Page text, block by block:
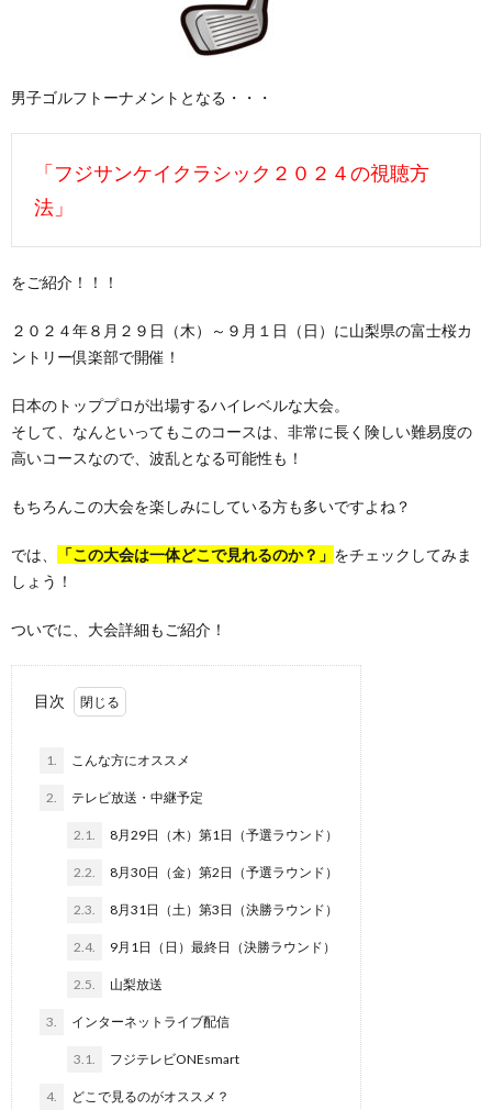
男子ゴルフトーナメントとなる・・・
「フジサンケイクラシック２０２４の視聴方
法」
をご紹介！！！
２０２４年８月２９日（木）～９月１日（日）に山梨県の富士桜カ
ントリー倶楽部で開催！
日本のトッププロが出場するハイレベルな大会。
そして、なんといってもこのコースは、非常に長く険しい難易度の
高いコースなので、波乱となる可能性も！
もちろんこの大会を楽しみにしている方も多いですよね？
では、 「この大会は一体どこで見れるのか？」 をチェックしてみま
しょう！
ついでに、大会詳細もご紹介！
目次
1. こんな方にオススメ
2. テレビ放送・中継予定
2.1. 8月29日（木）第1日（予選ラウンド）
2.2. 8月30日（金）第2日（予選ラウンド）
2.3. 8月31日（土）第3日（決勝ラウンド）
2.4. 9月1日（日）最終日（決勝ラウンド）
2.5. 山梨放送
3. インターネットライブ配信
3.1. フジテレビONEsmart
4. どこで見るのがオススメ？